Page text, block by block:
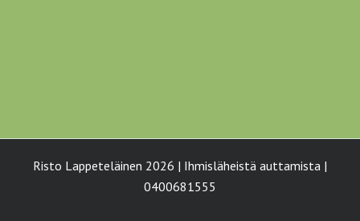
Risto Lappeteläinen 2026 | Ihmisläheistä auttamista |
0400681555